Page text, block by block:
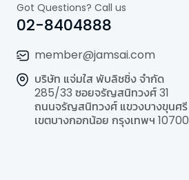
Got Questions? Call us
02-8404888
member@jamsai.com
บริษัท แจ่มใส พับลิชชิ่ง จำกัด
285/33 ซอยจรัญสนิทวงศ์ 31
ถนนจรัญสนิทวงศ์ แขวงบางขุนศรี
เขตบางกอกน้อย กรุงเทพฯ 10700